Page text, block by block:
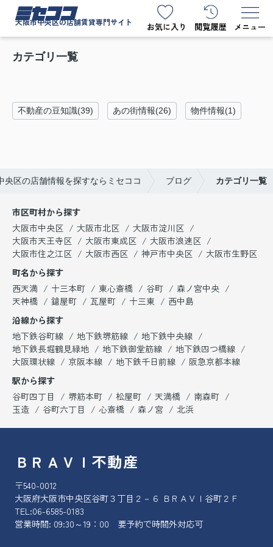
ミセココ
大阪市中央区の店舗賃貸専門サイト
カテゴリ一覧
不動産の豆知識(39) あの街情報(26) 物件情報(1)
央区の店舗情報を探すならミセココ ブログ カテゴリ一覧
市区町村から探す
大阪市中央区
大阪市北区
大阪市淀川区
大阪市天王寺区
大阪市東成区
大阪市浪速区
大阪市住之江区
大阪市西区 神戸市中央区
大阪市生野区
町名から探す
西天満
十三本町 東心斎橋 谷町
森ノ宮中央
天神橋
鎗屋町 瓦屋町 十三東
西中島
沿線から探す
地下鉄谷町線
地下鉄堺筋線
地下鉄中央線
地下鉄長堀鶴見緑地
地下鉄御堂筋線
地下鉄四つ橋線
大阪環状線
京阪本線 地下鉄千日前線
阪急京都本線
駅から探す
谷町四丁目
堺筋本町 松屋町 天満橋
南森町
玉造
谷町六丁目 心斎橋 森ノ宮 北浜
ＢＲＡＶＩ不動産
〒540-0012
大阪府大阪市中央区谷町３丁目２－６ ＢＲＡＶＩ谷町２Ｆ
TEL:06-6585-0183
営業時間: 09:30～19：00 要予約で時間外対応可